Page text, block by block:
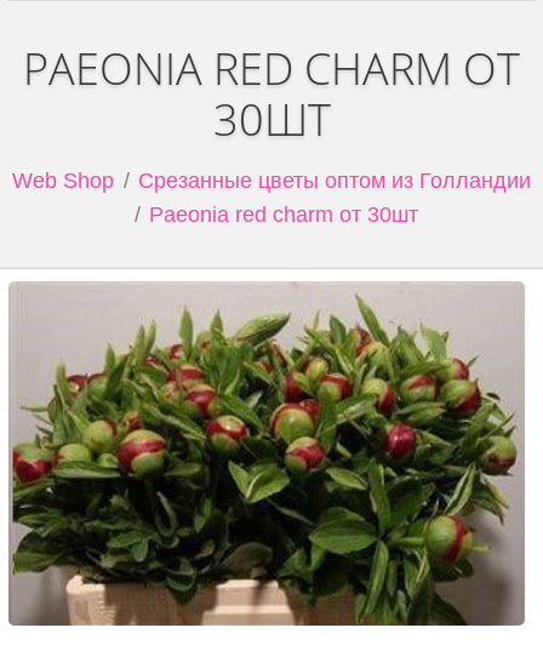
PAEONIA RED CHARM ОТ
30ШТ
Web Shop
Срезанные цветы оптом из Голландии
Paeonia red charm от 30шт